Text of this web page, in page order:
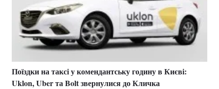
Поїздки на таксі у комендантську годину в Києві:
Uklon, Uber та Bolt звернулися до Кличка